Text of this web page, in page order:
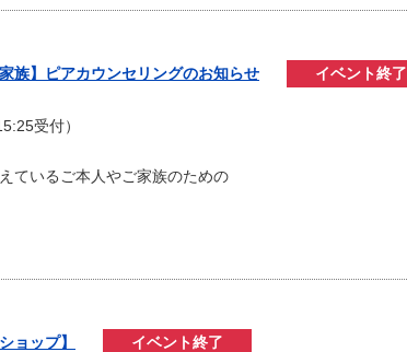
族】ピアカウンセリングのお知らせ
イベント終了
受付）
ているご本人やご家族のための
ョップ】
イベント終了